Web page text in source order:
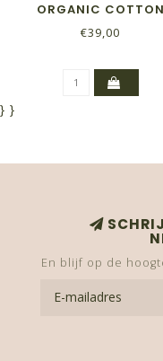
ORGANIC COTTON
CLASSIC BRA | BLACK
€39,00
} }
En blijf op de